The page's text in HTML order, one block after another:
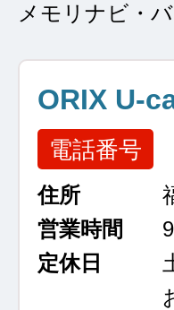
メモリナビ・
ORIX U-
電話番号
住所
営業時間
定休日